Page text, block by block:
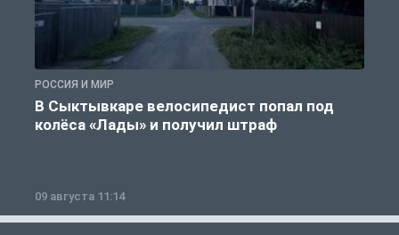
РОССИЯ И МИР
В Сыктывкаре велосипедист попал под
колёса «Лады» и получил штраф
09 августа 11:14